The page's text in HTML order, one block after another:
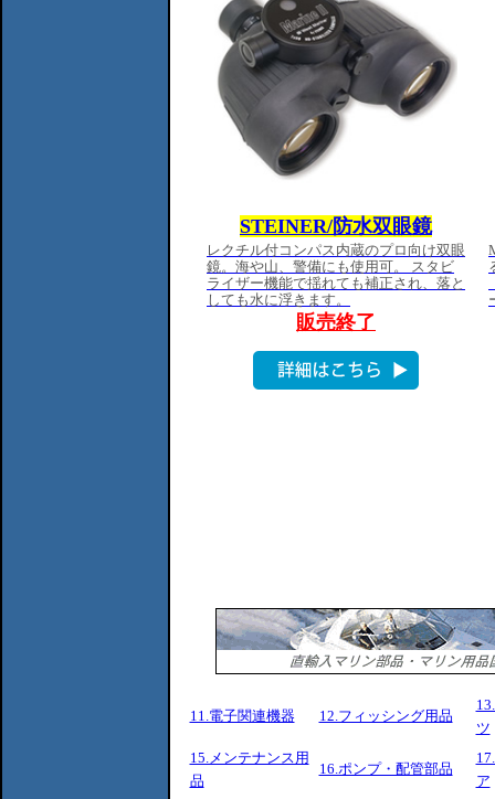
11.電子関連機器 12.フィッシング用品
ツ
15.メンテナンス用
品
16.ポンプ・配管部品
ア